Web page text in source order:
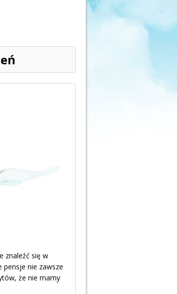
znaleźć się w
nie zawsze
że nie mamy